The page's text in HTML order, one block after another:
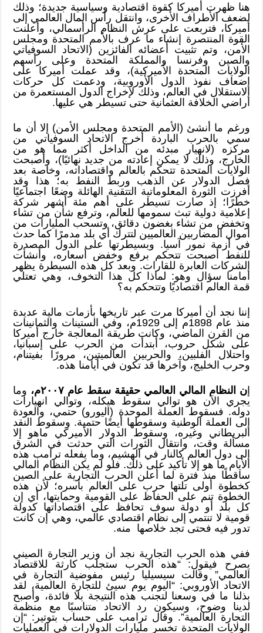
هنا ظهرت أميركا كقوة اقتصادية وسياسية جديدة؛ وذلك
لضعف الأطراف الأخرى، وانتقل رأس المال العالمي إلى
أميركا، فتربعت على عرش النظام الرأسمالي، وأعلنت
القوة المنتصرة إنشاء ما عرف بالأمم المتحدة ومجلس
الأمن، وتم تثبيت أعضائه الفائزين (الاتحاد السوفياتي
والصين وفرنسا والمملكة المتحدة وعلى رأسهم
الولايات المتحدة الأميركية)، وقد عملت أميركا على
إضعاف نفوذ الدول الأوروبية، ودعمت كل حركات
الاستقلال في العالم، وذلك لإخراج الدول المستعمرة من
أراضي الخلافة العثمانية حتى تسيطر هي عليها.
ورغم ما أنشئ (الأمم المتحدة ومجلس الأمن) إلا أن ما
سمي بالحرب الباردة أخرج الاتحاد السوفياتي من
مركزه (لانهيار مبدئه من الداخل أكثر مما هو من
الخارج، وذلك لا يمكن إعادته من جديد نهائيًا)، وأصبحت
الولايات المتحدة تتحكم بالعالم واقتصاداته، وخاصة بعد
فصل الدولار عن الذهب وربط النفط به؛ هذا وقد
أفرزت الثورة المعلوماتية التتقنية الهائلة وضعًا اجتماعيًا
خطرًا؛ إذ صارت تسيطر على أهم مئة أشهر شركة
إعلامية دولية تبث سمومها للعالم، وترفع شأن من تشاء
وتخفض من تشاء بغضون دقائق، وتسحب المليارات من
أموال المضاربين العالميين لتترك أي بلد مدمرًا كما حدث
في أزمة نمور آسيا. وبسيطرتها على الدول المصدرة
للنفط أصبحت تتحكم برفع وخفض أسعاره، وأنشأت
الشركات العابرة للقارات. وبعد كل هذه السيطرة يظهر
أمامنا سؤال وهو: لماذا كل هذا التخوف، وهي تعتلي
قمة العالم اقتصاديًا وتتحكم به؟
إننا نجد أن أميركا مرت عبر تاريخها بأزمات مالية عديدة
منذ عام 1898م إلى 1929م، وفي الستينات والثمانينات
من القرن الماضي، وكانت طريقة المعالجة خارج أميركا
على شكل حروب، أبتدأت من الحرب على إسبانيا،
واحتلال الفلبين، والحربين العالميتين، مرورًا بفيتنام،
وحرب الخليج، وآخرها قد تكون في أيامنا هذه.
إن النظام المالي العالمي حقيقة سقط عام ٢٠٠٧م،
وما
يجري الآن هو توالي سقوط هيكله، وتوالي انهيارات
دوله. فسقوط العملة الموحدة (اليورو) حتمي، والعودة
إلى العملة الوطنية وسقوطها أيضًا حتمية. وسقوط النقد
البريطاني وغيره، وسقوط الدولار الأميركي ماهو إلا
مسألة وقت، وانتقال الثورات التي حدثت في الشرق
إلى دول العالم كالنار في الهشيم، وما يفعله ترامب هذه
الأيام ما هو إلا تأكيد على ذلك. فلو لم يكن النظام المالي
ساقطًا منذ فترة لما أعلن الحرب التجارية على الصين
كخطوة أولى تلتها حرب على العالم بأسره؛ لأن هذه
الخطوة تنم على الحفاظ على القومية وحمايتها، أي إن
كل بلد أو دولة سوف تحافظ على اقتصاداتها كدولة
قومية لا تنتمي إلى نظام اقتصادي عالمي، وهي إن كانت
تدور فيه فحتى تجد خلاصها منه.
ففي هذه الحرب التجارية نجد أن وزير التجارة الصيني
يصرح فيقول: “هذه الحرب ستجلب كارثة للاقتصاد
العالمي” وقالت سيسيليا رئيس مفوضية التجارة في
الاتحاد الأوروبي: “اليوم يوم سيئ للتجارة العالمية، لقد
بذلنا ما في وسعنا لتجنب هذه النتيجة بلا فائدة، وأصبح
لدينا وضوح، وسيكون رد الاتحاد متناسبًا مع منظمة
التجارة العالمية”. وقال ترامب على حساب بتوتير: “إن
الولايات المتحدة تخسر مليارات الدولارات في العمليات